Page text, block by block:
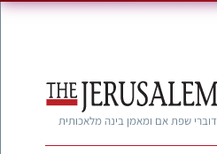
שפת אם ומאמן בינה מלאכותית